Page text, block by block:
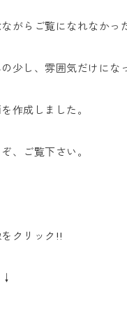
がらご覧になれなかっ
少し、雰囲気だけにな
作成しました。
、ご覧下さい。
クリック!!